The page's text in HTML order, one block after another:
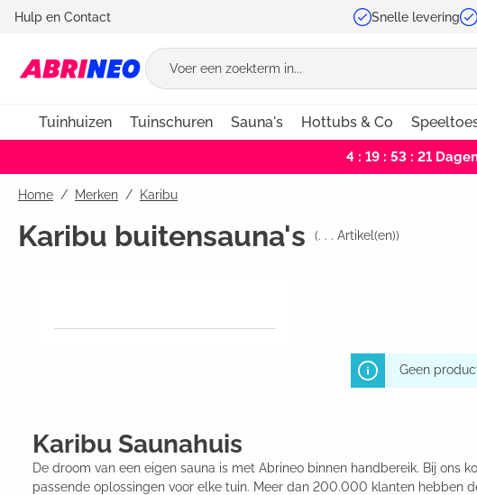
Ga naar de hoofdnavigatie
Hulp en Contact Snelle levering
Tuinhuizen Tuinschuren Sauna's Hottubs & Co
4 : 19 : 53 : 21
Home Merken / Karibu
Karibu buitensauna's (. . . Artikel(en))
Geen
Karibu Saunahuis
De droom van een eigen sauna is met Abrineo binnen handbereik. Bij ons
passende oplossingen voor elke tuin. Meer dan 200.000 klanten hebben